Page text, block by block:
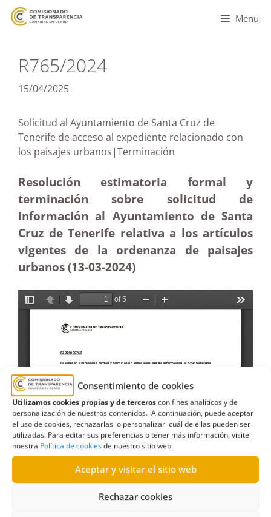
Consentimiento de cookies
Utilizamos cookies propias y de terceroscon fines analíticos y de
personalización de nuestros contenidos. A continuación, puede aceptar
el uso de cookies, rechazarlas o personalizar cuál de ellas pueden ser
utilizadas. Para editar sus preferencias o tener más información, visite
nuestra Política de cookiesde nuestro sitio web.
Aceptar y visitar el sitio web
Rechazar cookies
Menu
R765/2024
15/04/2025
Solicitud al Ayuntamiento de Santa Cruz de
Tenerife de acceso al expediente relacionado con
los paisajes urbanos|Terminación
Resolución estimatoria formal y
terminación sobre solicitud de
información al Ayuntamiento de Santa
Cruz de Tenerife relativa a los artículos
vigentes de la ordenanza de paisajes
urbanos (13-03-2024)